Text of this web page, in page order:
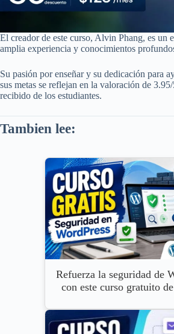
El creador de este curso, Alvin Phang, es un
amplia experiencia y conocimientos
Su pasión por enseñar y su dedicación para
sus metas se reflejan en la valoración de
recibido de los estudiantes.
Tambien lee:
Refuerza la seguridad de
con este curso gratuito